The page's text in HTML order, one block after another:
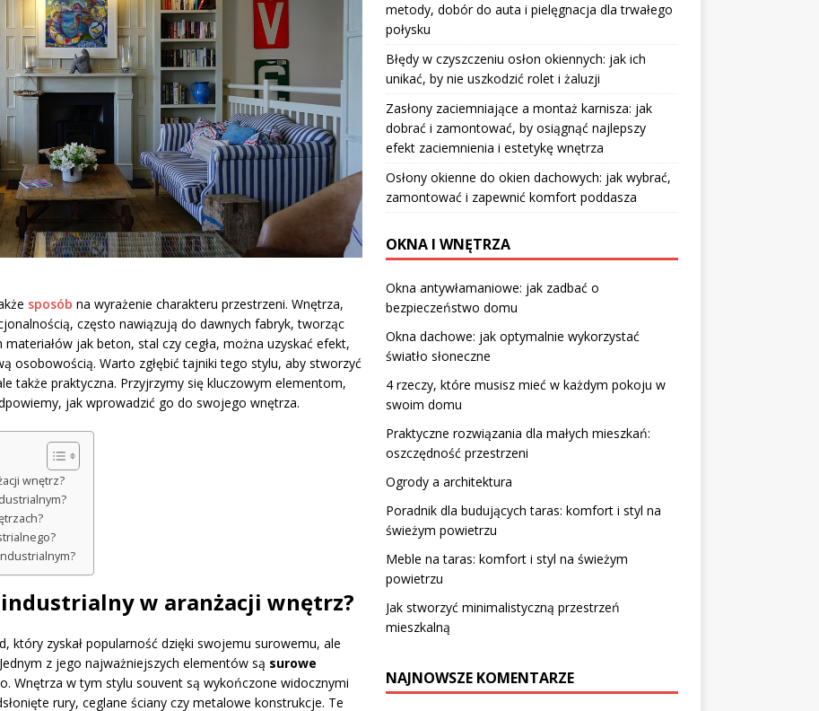
sposób na wyrażenie charakteru przestrzeni. Wnętrza,
często nawiązują do dawnych fabryk, tworząc
jak beton, stal czy cegła, można uzyskać efekt,
osobowością. Warto zgłębić tajniki tego stylu, aby stworzyć
także praktyczna. Przyjrzymy się kluczowym elementom,
jak wprowadzić go do swojego wnętrza.
wnętrz?
w aranżacji wnętrz?
który zyskał popularność dzięki swojemu surowemu, ale
z jego najważniejszych elementów są surowe
Wnętrza w tym stylu souvent są wykończone widocznymi
rury, ceglane ściany czy metalowe konstrukcje. Te
metody, dobór do auta i pielęgnacja dla trwałego
połysku
Błędy w czyszczeniu osłon okiennych: jak ich
unikać, by nie uszkodzić rolet i żaluzji
Zasłony zaciemniające a montaż karnisza: jak
dobrać i zamontować, by osiągnąć najlepszy
efekt zaciemnienia i estetykę wnętrza
Osłony okienne do okien dachowych: jak wybrać,
zamontować i zapewnić komfort poddasza
OKNA I WNĘTRZA
Okna antywłamaniowe: jak zadbać o
bezpieczeństwo domu
Okna dachowe: jak optymalnie wykorzystać
światło słoneczne
4 rzeczy, które musisz mieć w każdym pokoju w
swoim domu
Praktyczne rozwiązania dla małych mieszkań:
oszczędność przestrzeni
Ogrody a architektura
Poradnik dla budujących taras: komfort i styl na
świeżym powietrzu
Meble na taras: komfort i styl na świeżym
powietrzu
Jak stworzyć minimalistyczną przestrzeń
mieszkalną
NAJNOWSZE KOMENTARZE